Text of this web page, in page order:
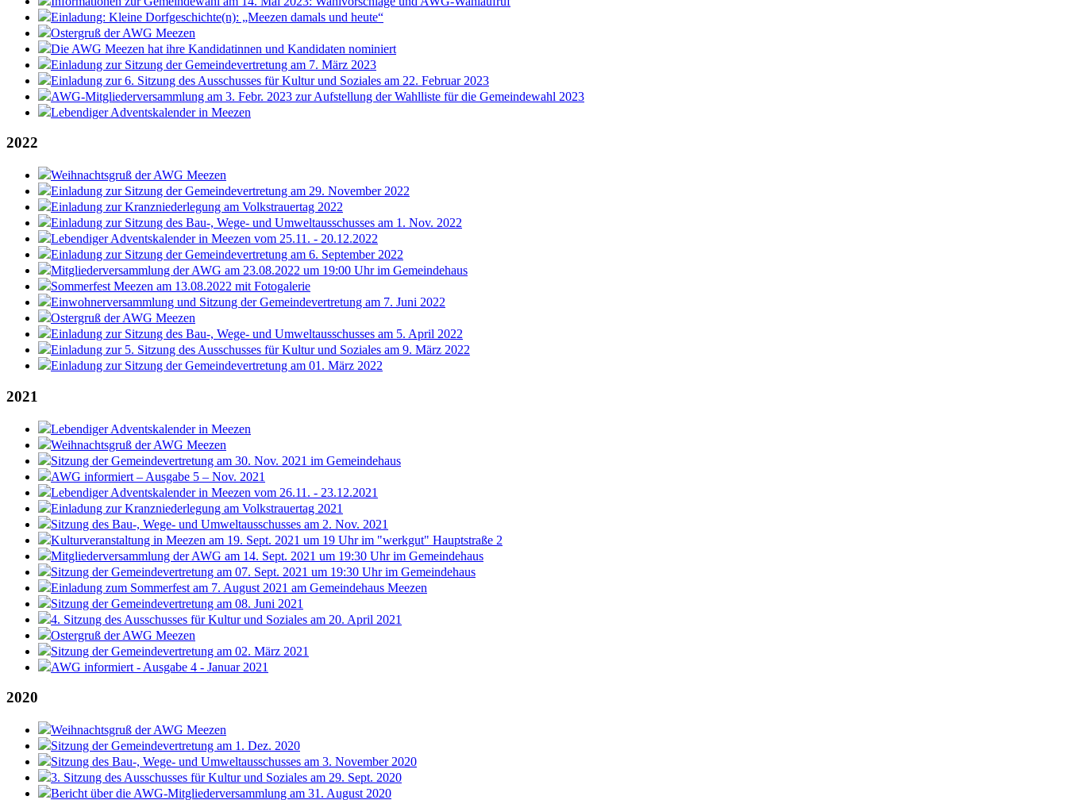
Einladung: Kleine Dorfgeschichte(n): „Meezen damals und heute“
Ostergruß der AWG Meezen
Die AWG Meezen hat ihre Kandidatinnen und Kandidaten nominiert
Einladung zur Sitzung der Gemeindevertretung am 7. März 2023
Einladung zur 6. Sitzung des Ausschusses für Kultur und Soziales am 22. Februar 2023
AWG-Mitgliederversammlung am 3. Febr. 2023 zur Aufstellung der Wahlliste für die Gemeindewahl 2023
Lebendiger Adventskalender in Meezen
2022
Weihnachtsgruß der AWG Meezen
Einladung zur Sitzung der Gemeindevertretung am 29. November 2022
Einladung zur Kranzniederlegung am Volkstrauertag 2022
Einladung zur Sitzung des Bau-, Wege- und Umweltausschusses am 1. Nov. 2022
Lebendiger Adventskalender in Meezen vom 25.11. - 20.12.2022
Einladung zur Sitzung der Gemeindevertretung am 6. September 2022
Mitgliederversammlung der AWG am 23.08.2022 um 19:00 Uhr im Gemeindehaus
Sommerfest Meezen am 13.08.2022 mit Fotogalerie
Einwohnerversammlung und Sitzung der Gemeindevertretung am 7. Juni 2022
Ostergruß der AWG Meezen
Einladung zur Sitzung des Bau-, Wege- und Umweltausschusses am 5. April 2022
Einladung zur 5. Sitzung des Ausschusses für Kultur und Soziales am 9. März 2022
Einladung zur Sitzung der Gemeindevertretung am 01. März 2022
2021
Lebendiger Adventskalender in Meezen
Weihnachtsgruß der AWG Meezen
Sitzung der Gemeindevertretung am 30. Nov. 2021 im Gemeindehaus
AWG informiert – Ausgabe 5 – Nov. 2021
Lebendiger Adventskalender in Meezen vom 26.11. - 23.12.2021
Einladung zur Kranzniederlegung am Volkstrauertag 2021
Sitzung des Bau-, Wege- und Umweltausschusses am 2. Nov. 2021
Kulturveranstaltung in Meezen am 19. Sept. 2021 um 19 Uhr im "werkgut" Hauptstraße 2
Mitgliederversammlung der AWG am 14. Sept. 2021 um 19:30 Uhr im Gemeindehaus
Sitzung der Gemeindevertretung am 07. Sept. 2021 um 19:30 Uhr im Gemeindehaus
Einladung zum Sommerfest am 7. August 2021 am Gemeindehaus Meezen
Sitzung der Gemeindevertretung am 08. Juni 2021
4. Sitzung des Ausschusses für Kultur und Soziales am 20. April 2021
Ostergruß der AWG Meezen
Sitzung der Gemeindevertretung am 02. März 2021
AWG informiert - Ausgabe 4 - Januar 2021
2020
Weihnachtsgruß der AWG Meezen
Sitzung der Gemeindevertretung am 1. Dez. 2020
Sitzung des Bau-, Wege- und Umweltausschusses am 3. November 2020
3. Sitzung des Ausschusses für Kultur und Soziales am 29. Sept. 2020
Bericht über die AWG-Mitgliederversammlung am 31. August 2020